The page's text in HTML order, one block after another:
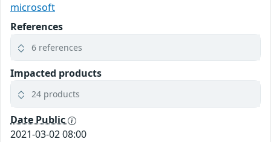
microsoft
References
6 references
Impacted products
24 products
Date Public
2021-03-02 08:00